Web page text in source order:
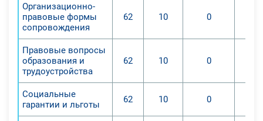
Организационно-
правовые формы
сопровождения
62 10 0
Правовые вопросы
образования и
трудоустройства
62 10 0
Социальные
гарантии и льготы
62 10 0